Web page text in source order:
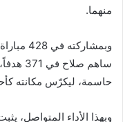
منهما.
حاسمة، ليكرّس مكانته
وبهذا الأداء المتواصل،